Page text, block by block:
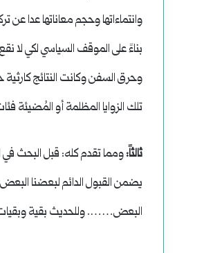
وانتماءاتها وحجم معاناتها عدا
بناءً على الموقف السياسي لكي لا
وحرق السفن وكانت النتائج
تلك الزوايا المظلمة أو المُضيئة
ثالثاً:ومما تقدم كله: قبل البحث في
يضمن القبول الدائم لبعضنا البعض
البعض……. وللحديث بقية